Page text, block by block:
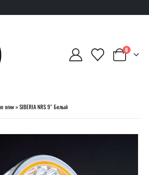
0
огни»SIBERIA NRS 9″ Белый